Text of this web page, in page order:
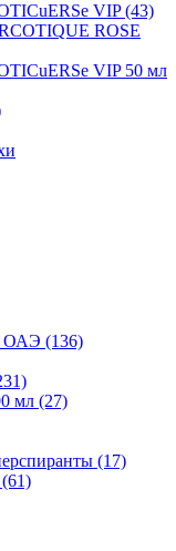
VIP(43)
ROSE
VIP 50 мл
ОАЭ (136)
мл (27)
(17)
(61)